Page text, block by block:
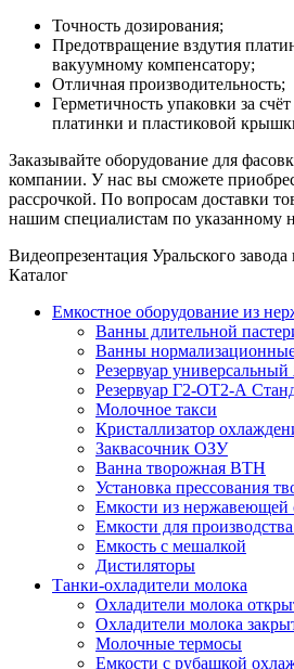
Точность дозирования;
Предотвращение вздутия
вакуумному компенсатору;
Отличная производительность;
Герметичность упаковки за
платинки и пластиковой
Заказывайте оборудование для
компании. У нас вы сможете
рассрочкой. По вопросам доставки
нашим специалистам по указанному
Видеопрезентация Уральского
Каталог
Емкостное оборудование из
Ванны длительной
Ванны
Резервуар
Резервуар Г2-ОТ2-А
Молочное такси
Кристаллизатор
Заквасочник ОЗУ
Ванна творожная ВТН
Установка прессования
Емкости из нержавеющей
Емкости для
Емкость с мешалкой
Дистиляторы
Танки-охладители молока
Охладители молока
Охладители молока
Молочные термосы
Емкости с рубашкой